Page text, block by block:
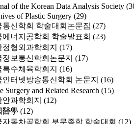
of the Korean Data Analysis Society
of Plastic Surgery (29)
통신학회 학술대회논문집 (27)
에너지공학회 학술발표회 (23)
정형외과학회지 (17)
정보통신학회논문지 (17)
특수체육학회지 (16)
인터넷방송통신학회 논문지 (16)
Surgery and Related Research (15)
안과학회지 (12)
醫學 (12)
자동차공학회 부문종합 학술대회 (12)